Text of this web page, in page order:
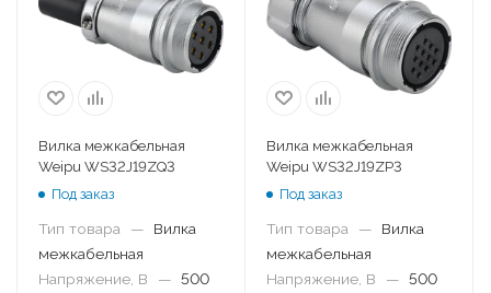
Вилка межкабельная
Weipu WS32J19ZQ3
Под заказ
Тип товара —
Вилка
межкабельная
Напряжение, В
— 500
Вилка межкабельная
Weipu WS32J19ZP3
Под заказ
Тип товара —
Вилка
межкабельная
Напряжение, В
— 500